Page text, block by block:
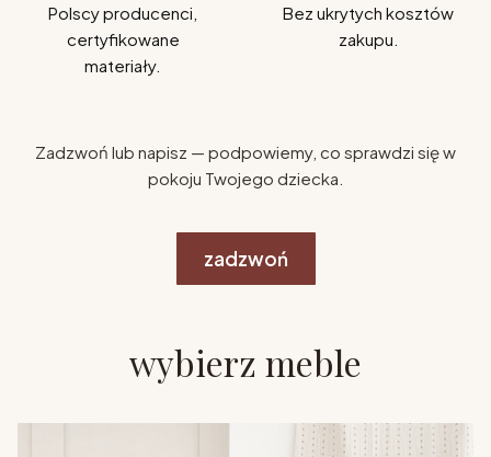
Polscy producenci,
certyfikowane
materiały.
Bez ukrytych kosztów
zakupu.
Zadzwoń lub napisz — podpowiemy, co sprawdzi się w
pokoju Twojego dziecka.
zadzwoń
wybierz meble